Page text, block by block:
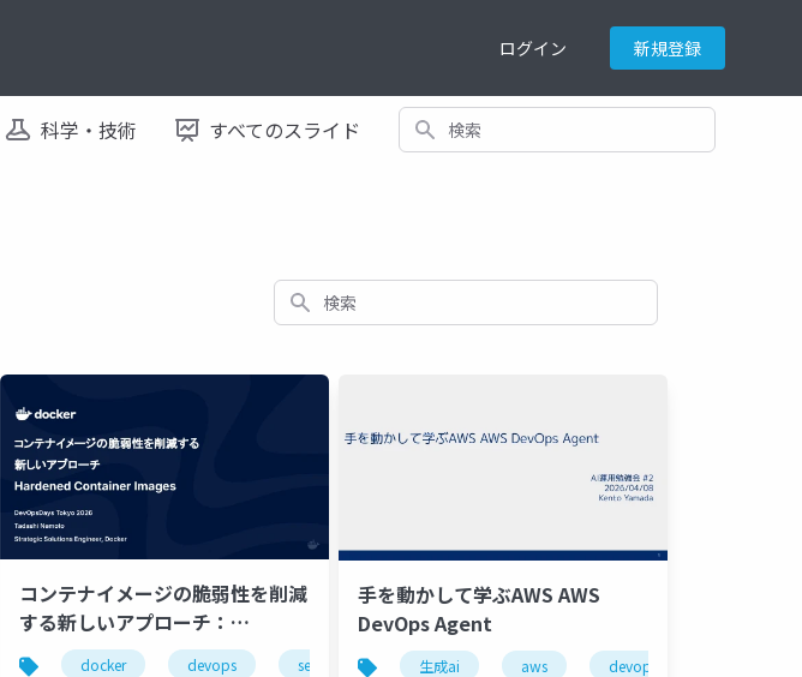
ログイン 新規登録
科学・技術 すべてのスライド 検索
検索
team topologies
コンテナイメージの脆弱性を削減
する新しいアプローチ：
Hardened Container Images
docker devops security
手を動かして学ぶAWS AWS
DevOps Agent
生成ai aws devops